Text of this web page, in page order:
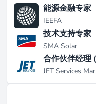
据分析和能源建模的职
多州博尔德。该公司
品开发和市场情报的
员工的文化以员工持
源分析和创新（来源：
益于专业发展机会，
能源金融专家
IEEFA
技术支持专家
SMA Solar
合作伙伴经理
JET Services